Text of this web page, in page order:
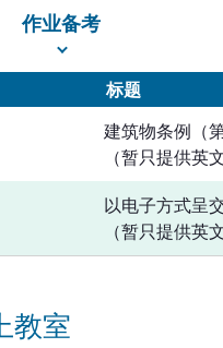
作业备考
标题
建筑物条例（
（暂只提供英
以电子方式呈
（暂只提供英
教室